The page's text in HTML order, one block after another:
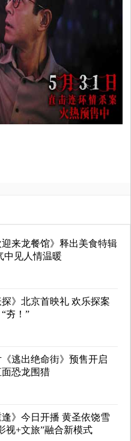
来龙餐馆》释出美食特辑
中见人情温暖
》北京首映礼 欢乐探案
夯！”
逃出绝命街》预售开启
恐龙围猎
逢》今日开播 黄圣依饶雪
视+文旅”融合新模式